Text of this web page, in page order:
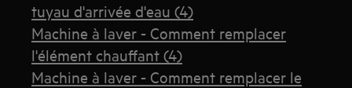
tuyau d'arrivée d'eau (4)
Machine à laver - Comment remplacer
l'élément chauffant (4)
Machine à laver - Comment remplacer le